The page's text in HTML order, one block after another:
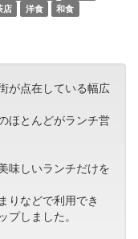
店 洋食
和食
が点在している幅広
ほとんどがランチ営
味しいランチだけを
りなどで利用でき
しました。